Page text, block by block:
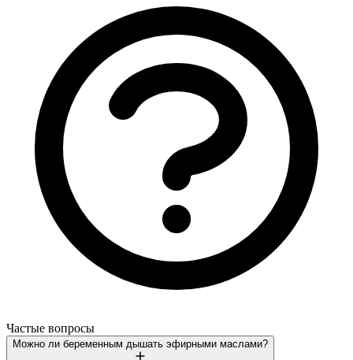
Частые вопросы
Можно ли беременным дышать эфирными маслами?